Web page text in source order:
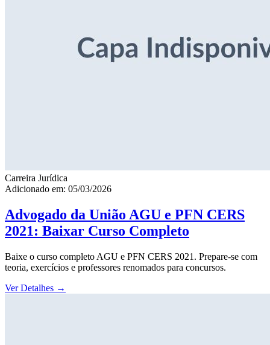
Carreira Jurídica
Adicionado em: 05/03/2026
Advogado da União AGU e PFN CERS
2021: Baixar Curso Completo
Baixe o curso completo AGU e PFN CERS 2021. Prepare-se com
teoria, exercícios e professores renomados para concursos.
Ver Detalhes →